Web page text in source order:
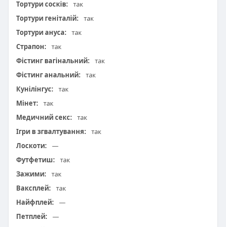
Тортури сосків:
так
Тортури геніталій:
так
Тортури ануса:
так
Страпон:
так
Фістинг вагінальний:
так
Фістинг анальний:
так
Кунілінгус:
так
Мінет:
так
Медичний секс:
так
Ігри в згвалтування:
так
Лоскоти:
—
Футфетиш:
так
Зажими:
так
Ваксплей:
так
Найфплей:
—
Петплей:
—